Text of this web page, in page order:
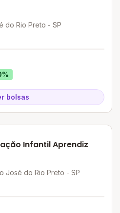
do Rio Preto - SP
bolsas
Infantil Aprendiz
José do Rio Preto - SP